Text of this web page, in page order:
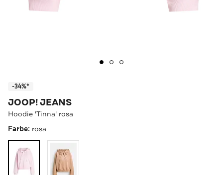
-34%*
JOOP! JEANS
Hoodie 'Tinna' rosa
Farbe: rosa